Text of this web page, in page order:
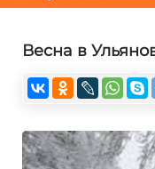
Весна в